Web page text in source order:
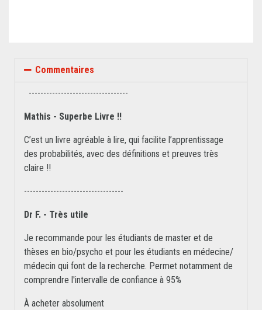
Commentaires
----------------------------------
Mathis - Superbe Livre !!
C’est un livre agréable à lire, qui facilite l’apprentissage
des probabilités, avec des définitions et preuves très
claire !!
----------------------------------
Dr F. - Très utile
Je recommande pour les étudiants de master et de
thèses en bio/psycho et pour les étudiants en médecine/
médecin qui font de la recherche. Permet notamment de
comprendre l'intervalle de confiance à 95%
À acheter absolument